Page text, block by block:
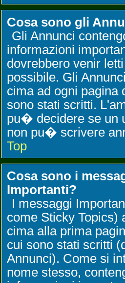
Cosa sono gli
Gli Annunci
informazioni
dovrebbero venir
possibile. Gli
cima ad ogni pagina
sono stati scritti.
pu� decidere se un
non pu� scrivere
Top
Cosa sono i
Importanti?
I messaggi
come Sticky Topics)
cima alla prima
cui sono stati scritti
Annunci). Come si
nome stesso,